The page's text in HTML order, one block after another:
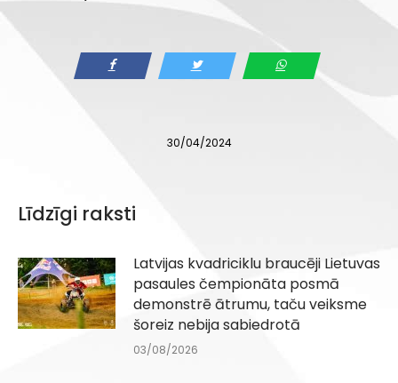
30/04/2024
Līdzīgi raksti
Latvijas kvadriciklu braucēji Lietuvas
pasaules čempionāta posmā
demonstrē ātrumu, taču veiksme
šoreiz nebija sabiedrotā
03/08/2026